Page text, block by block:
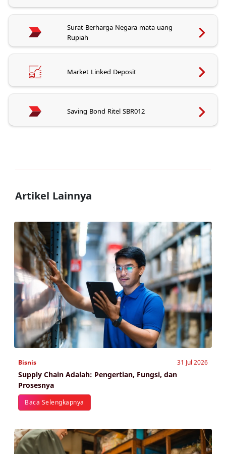
Surat Berharga Negara mata uang
Rupiah
Market Linked Deposit
Saving Bond Ritel SBR012
Artikel Lainnya
Bisnis 31 Jul 2026
Supply Chain Adalah: Pengertian, Fungsi, dan
Prosesnya
Baca Selengkapnya